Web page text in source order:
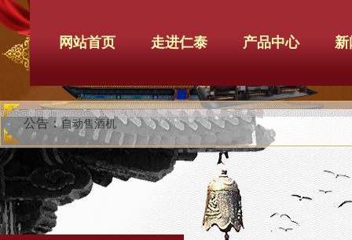
网站首页 走进仁泰 产品中心 新
公告：自动售酒机